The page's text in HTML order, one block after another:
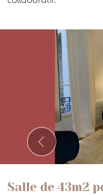
Previous
Salle de 43m2